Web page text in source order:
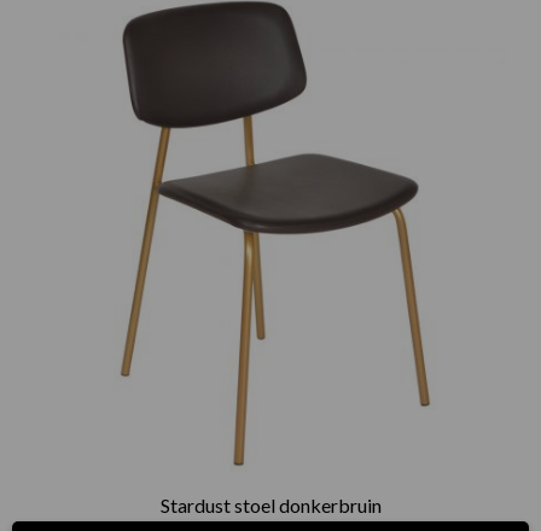
Stardust stoel donkerbruin